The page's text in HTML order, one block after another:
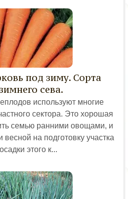
под зиму. Сорта
сева.
используют многие
сектора. Это хорошая
семью ранними овощами, и
на подготовку участка
этого к...